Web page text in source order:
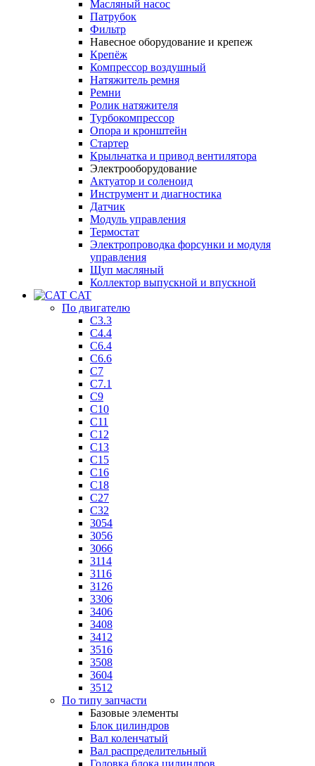
Масляный насос
Патрубок
Фильтр
Навесное оборудование и крепеж
Крепёж
Компрессор воздушный
Натяжитель ремня
Ремни
Ролик натяжителя
Турбокомпрессор
Опора и кронштейн
Стартер
Крыльчатка и привод вентилятора
Электрооборудование
Актуатор и соленоид
Инструмент и диагностика
Датчик
Модуль управления
Термостат
Электропроводка форсунки и модуля
управления
Щуп масляный
Коллектор выпускной и впускной
CAT
По двигателю
C3.3
C4.4
C6.4
C6.6
C7
C7.1
C9
C10
C11
C12
C13
C15
C16
C18
C27
C32
3054
3056
3066
3114
3116
3126
3306
3406
3408
3412
3516
3508
3604
3512
По типу запчасти
Базовые элементы
Блок цилиндров
Вал коленчатый
Вал распределительный
Головка блока цилиндров